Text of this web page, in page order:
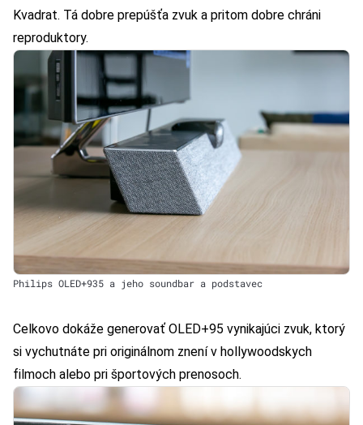
Kvadrat. Tá dobre prepúšťa zvuk a pritom dobre chráni
reproduktory.
Philips OLED+935 a jeho soundbar a podstavec
Celkovo dokáže generovať OLED+95 vynikajúci zvuk, ktorý
si vychutnáte pri originálnom znení v hollywoodskych
filmoch alebo pri športových prenosoch.